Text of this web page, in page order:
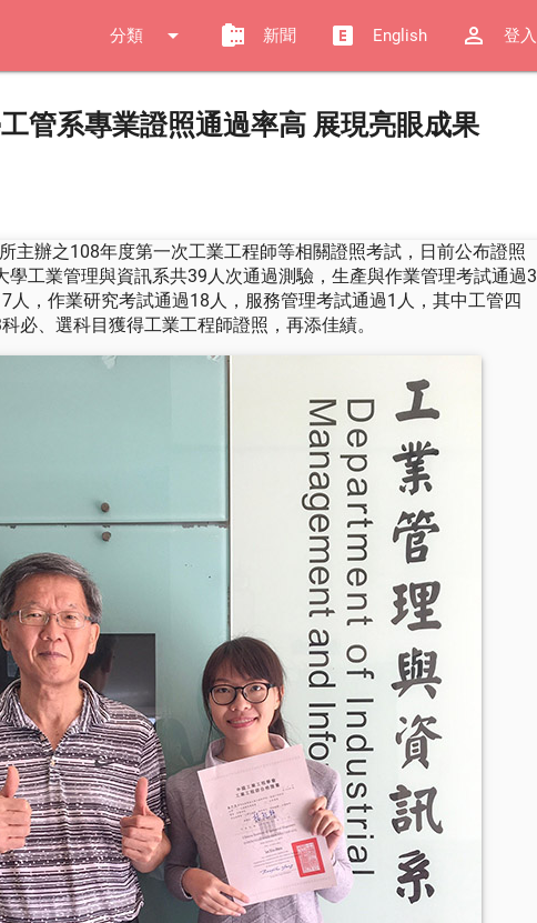
分類 arrow_drop_down 新聞
camera_roll English
explicit 登入
perm_identity
管系專業證照通過率高 展現亮眼成果
主辦之108年度第一次工業工程師等相關證照考試，日前公布證照
學工業管理與資訊系共39人次通過測驗，生產與作業管理考試通過3
人，作業研究考試通過18人，服務管理考試通過1人，其中工管四
必、選科目獲得工業工程師證照，再添佳績。